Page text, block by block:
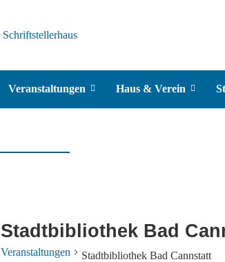
Veranstaltungen Haus & Verein
Stadtbibliothek Bad
Veranstaltungen Stadtbibliothek Bad Cannstatt